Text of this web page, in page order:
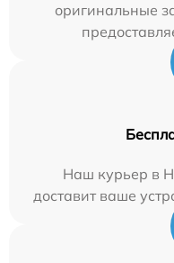
оригинальные
Наш курьер в
доставит ваше